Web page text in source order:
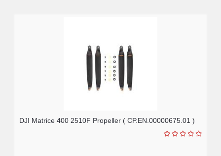
DJI Matrice 400 2510F Propeller ( CP.EN.00000675.01 )